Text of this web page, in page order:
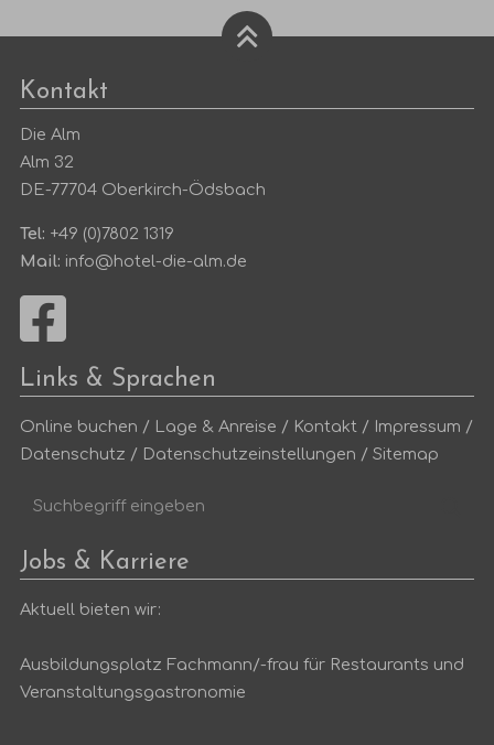
Kontakt
Die Alm
Alm 32
DE-77704 Oberkirch-Ödsbach
Tel: +49 (0)7802 1319
Mail: info@hotel-die-alm.de
Links & Sprachen
Online buchen / Lage & Anreise / Kontakt / Impressum /
Datenschutz / Datenschutzeinstellungen /Sitemap
Suchbegriff
Jobs & Karriere
Aktuell bieten wir:
Ausbildungsplatz Fachmann/-frau für Restaurants und
Veranstaltungsgastronomie